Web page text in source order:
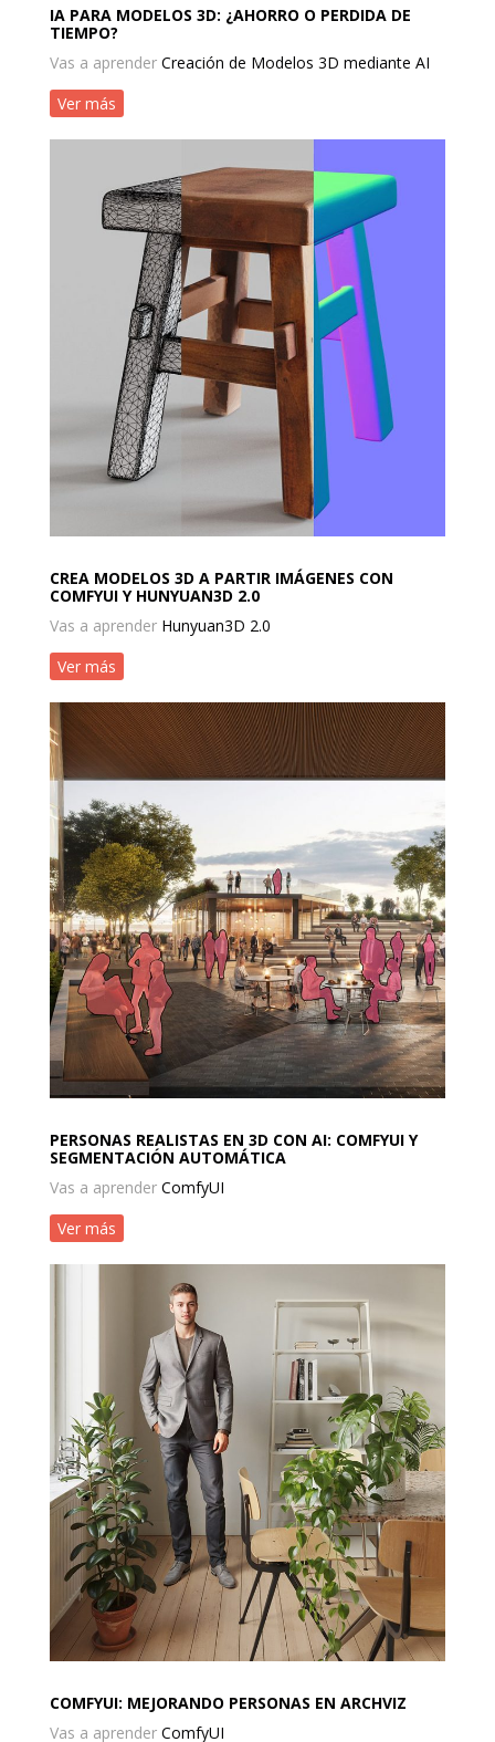
IA PARA MODELOS 3D: ¿AHORRO O PERDIDA DE
TIEMPO?
Vas a aprender Creación de Modelos 3D mediante AI
Ver más
CREA MODELOS 3D A PARTIR IMÁGENES CON
COMFYUI Y HUNYUAN3D 2.0
Vas a aprender Hunyuan3D 2.0
Ver más
PERSONAS REALISTAS EN 3D CON AI: COMFYUI Y
SEGMENTACIÓN AUTOMÁTICA
Vas a aprender ComfyUI
Ver más
COMFYUI: MEJORANDO PERSONAS EN ARCHVIZ
Vas a aprender ComfyUI